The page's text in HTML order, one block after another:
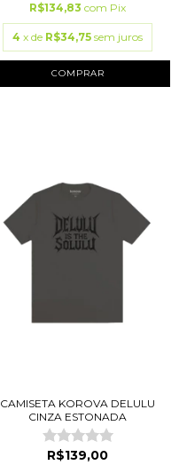
R$134,83 com Pix
4 x de R$34,75 sem juros
COMPRAR
CAMISETA KOROVA DELULU
CINZA ESTONADA
R$139,00